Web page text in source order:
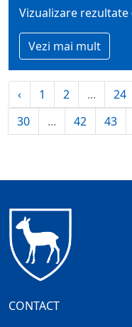
Vizualizare
Vezi mai mult
‹ 1 2 ... 24
30
... 42 43
CONTACT